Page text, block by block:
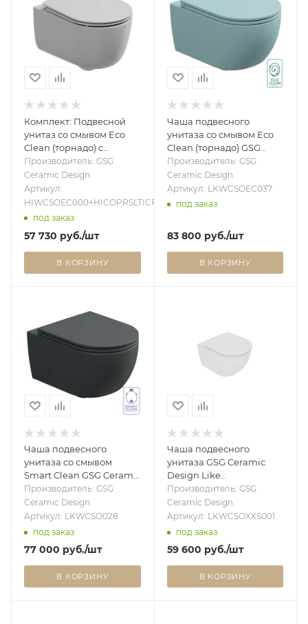
Комплект: Подвесной
унитаз со смывом Eco
Clean (торнадо) с
крышкой и креплением
GSG Ceramic Design Hit!
HIWCSOEC000+HICOPRSLTICR000+ACS40EX,
белый глянцевый
Производитель: GSG
Ceramic Design
Артикул:
HIWCSOEC000+HICOPRSLTICR000+ACS40EX
под заказ
57 730 руб./шт
В КОРЗИНУ
Чаша подвесного
унитаза со смывом Eco
Clean (торнадо) GSG
Ceramic Design Like
LKWCSOEC037, Ice Matt
LKWCSOEC037
Производитель: GSG
Ceramic Design
Артикул: LKWCSOEC037
под заказ
83 800 руб./шт
В КОРЗИНУ
Чаша подвесного
унитаза со смывом
Smart Clean GSG Ceramic
Design Like LKWCSO028,
Ebano Matt LKWCSO028
Производитель: GSG
Ceramic Design
Артикул: LKWCSO028
под заказ
77 000 руб./шт
В КОРЗИНУ
Чаша подвесного
унитаза GSG Ceramic
Design Like
LKWCSOXXS001
укороченная, белый
матовый LKWCSOXXS001
Производитель: GSG
Ceramic Design
Артикул: LKWCSOXXS001
под заказ
59 600 руб./шт
В КОРЗИНУ